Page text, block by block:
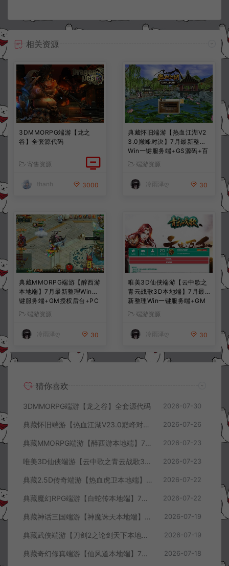
相关资源
3DMMORPG端游【龙之
谷】全套源代码
寄售资源
thanh 3000
典藏怀旧端游【热血江湖V2
3.0巅峰对决】7月最新整理
Win一键服务端+GS源码+百
宝阁+在线GM工具+PC客户
端+详细搭建教程
端游资源
冷雨泽ღ 30
典藏MMORPG端游【醉西游
本地端】7月最新整理Win一
键服务端+GM授权后台+PC
客户端+详细搭建教程
端游资源
冷雨泽ღ 30
唯美3D仙侠端游【云中歌之
青云战歌3D本地端】7月最
新整理Win一键服务端+GM
工具+PC客户端+详细搭建教
端游资源
冷雨泽ღ 30
猜你喜欢
3DMMORPG端游【龙之谷】全套源代码 2026-07-30
典藏怀旧端游【热血江湖V23.0巅峰对决】7月最新整理Win一键服务端+GS源码+百宝阁+在线GM工具+PC客户端+详细搭建教程 2026-07-26
典藏MMORPG端游【醉西游本地端】7月最新整理Win一键服务端+GM授权后台+PC客户端+详细搭建教程 2026-07-23
唯美3D仙侠端游【云中歌之青云战歌3D本地端】7月最新整理Win一键服务端+GM工具+PC客户端+详细搭建教程 2026-07-23
典藏2.5D传奇端游【热血虎卫本地端】7月最新整理Win一键服务端+充值教程+PC客户端+详细搭建教程 2026-07-22
典藏魔幻RPG端游【白蛇传本地端】7月最新整理Win一键服务端+GM工具+PC客户端+详细搭建教程 2026-07-22
典藏神话三国端游【神魔诛天本地端】7月最新整理Win一键服务端+充值教程+PC客户端+详细搭建教程 2026-07-19
典藏武侠端游【刀剑2之论剑天下本地端】7月最新整理Win一键服务端+GM工具+PC客户端+详细搭建教程 2026-07-19
典藏奇幻修真端游【仙风道本地端】7月最新整理Win一键服务端+GM工具+PC客户端+详细搭建教程 2026-07-18